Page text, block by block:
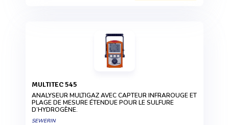
MULTITEC 545
ANALYSEUR MULTIGAZ AVEC CAPTEUR INFRAROUGE ET
PLAGE DE MESURE ÉTENDUE POUR LE SULFURE
D’HYDROGÈNE.
SEWERIN